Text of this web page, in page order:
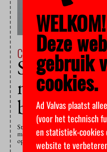
Campus & Cultuur25
meeste
boeien
Studenten lopen nog altijd niet
medezeggenschapsverkiezingen.
opkomst, bij slechts drie gingen er
WELKOM!
Deze
gebruik
cookies.
Ad Valvas plaatst
(voor het technisch
en statistiek-cookies
website te